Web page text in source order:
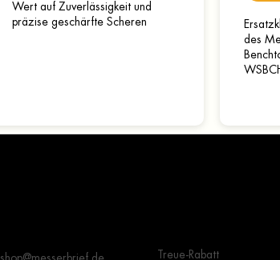
Wert auf Zuverlässigkeit und
präzise geschärfte Scheren
des
Treue-Rabatt